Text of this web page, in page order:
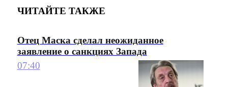
ЧИТАЙТЕ ТАКЖЕ
Отец Маска сделал неожиданное
заявление о санкциях Запада
07:40